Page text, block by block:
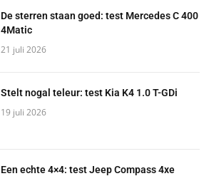
De sterren staan goed: test Mercedes C 400
4Matic
21 juli 2026
Stelt nogal teleur: test Kia K4 1.0 T-GDi
19 juli 2026
Een echte 4×4: test Jeep Compass 4xe